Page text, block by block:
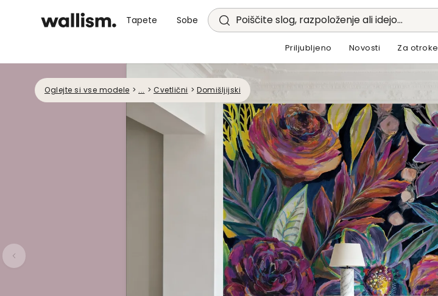
Tapete Sobe Poiščite slog, razpoloženje ali idejo...
Priljubljeno Novosti Za otroke
Oglejte si vse modele > ... > Cvetlični > Domišljijski